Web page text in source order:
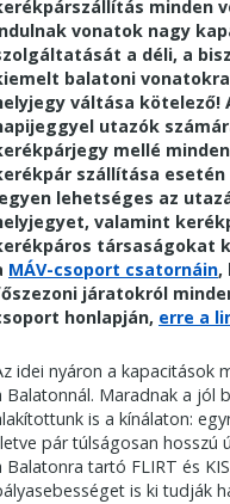
minden
vonatok nagy
a déli, a
balatoni
váltása kötelező!
utazók
mellé
szállítása
lehetséges az
valamint
társaságokat
MÁV-csoport csatornáin,
járatokról
honlapján, erre a
idei nyáron a kapacitások
Balatonnál. Maradnak a jól
is a kínálaton:
pár túlságosan hosszú
Balatonra tartó FLIRT és
is ki tudják